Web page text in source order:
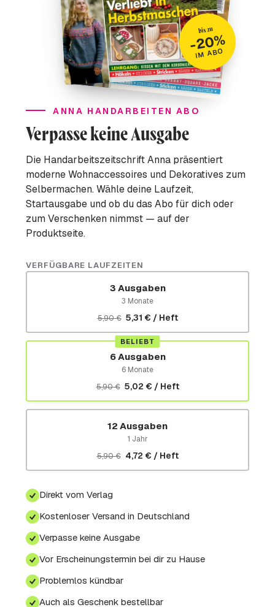
bis zu
-20%
IM ABO
ANNA HANDARBEITEN ABO
Verpasse keine Ausgabe
Die Handarbeitszeitschrift Anna präsentiert
moderne Wohnaccessoires und Dekoratives zum
Selbermachen. Wähle deine Laufzeit,
Startausgabe und ob du das Abo für dich oder
zum Verschenken nimmst — auf der
Produktseite.
VERFÜGBARE LAUFZEITEN
3 Ausgaben
3 Monate
5,90 € 5,31 € / Heft
BELIEBT
6 Ausgaben
6 Monate
5,90 € 5,02 € / Heft
12 Ausgaben
1 Jahr
5,90 € 4,72 € / Heft
Direkt vom Verlag
Kostenloser Versand in Deutschland
Verpasse keine Ausgabe
Vor Erscheinungstermin bei dir zu Hause
Problemlos kündbar
Auch als Geschenk bestellbar